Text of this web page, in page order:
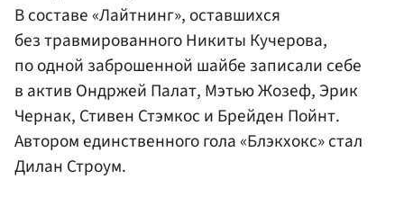
В составе «Лайтнинг», оставшихся
без травмированногоНикиты Кучерова,
по одной заброшенной шайбе записали себе
в актив Ондржей Палат, Мэтью Жозеф,Эрик
Чернак, Стивен Стэмкос и Брейден Пойнт.
Автором единственного гола «Блэкхокс» стал
Дилан Строум.